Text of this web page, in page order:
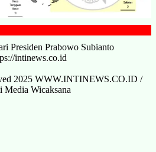
2025 WWW.INTINEWS.CO.ID /
Wicaksana